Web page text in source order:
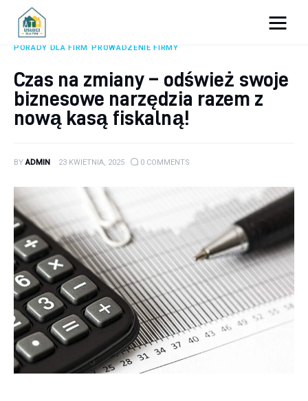
Prowadzenie firmy
Urządzanie biura
Atrakcje
Prawo
Pozostałe
PORADY DLA FIRM PROWADZENIE FIRMY
Czas na zmiany – odśwież swoje
biznesowe narzędzia razem z
nową kasą fiskalną!
BY ADMIN 23 KWIETNIA, 2025 0 COMMENTS